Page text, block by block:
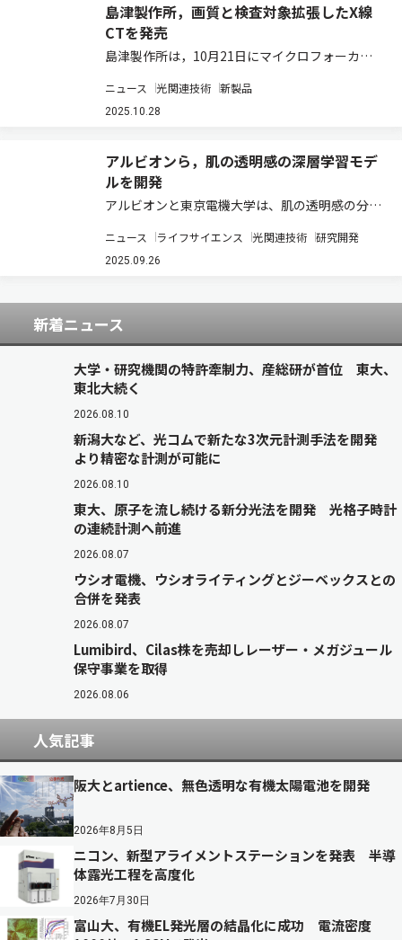
島津製作所，画質と検査対象拡張したX線
CTを発売
島津製作所は，10月21日にマイクロフォーカスX
ュースリリース）。希望販売価格は，1億1495万
円（税込み）。 マイクロフォーカスX線CTシステ
ニュース 光関連技術 新製品
2025.10.28
アルビオンら，肌の透明感の深層学習モデ
ルを開発
アルビオンと東京電機大学は、肌の透明感の分析
指標に基づいた肌画像生成モデルの開発に成功し
た（ニュースリリース）。 良好な肌状態であると
ニュース ライフサイエンス 光関連技術 研究開発
2025.09.26
新着ニュース
大学・研究機関の特許牽制力、産総研が首位 東大、
東北大続く
2026.08.10
新潟大など、光コムで新たな3次元計測手法を開発
より精密な計測が可能に
2026.08.10
東大、原子を流し続ける新分光法を開発 光格子時計
の連続計測へ前進
2026.08.07
ウシオ電機、ウシオライティングとジーベックスとの
合併を発表
2026.08.07
Lumibird、Cilas株を売却しレーザー・メガジュール
保守事業を取得
2026.08.06
人気記事
阪大とartience、無色透明な有機太陽電池を開発
2026年8月5日
ニコン、新型アライメントステーションを発表 半導
体露光工程を高度化
2026年7月30日
富山大、有機EL発光層の結晶化に成功 電流密度